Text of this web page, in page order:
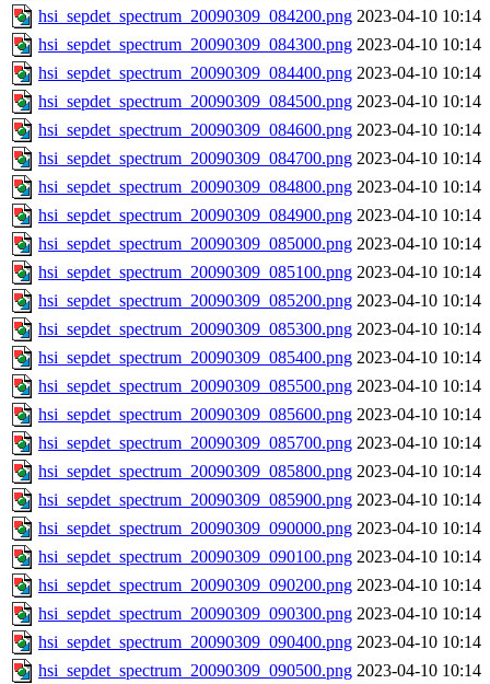
hsi_sepdet_spectrum_20090309_084200.png 2023-04-10 10:14
hsi_sepdet_spectrum_20090309_084300.png 2023-04-10 10:14
hsi_sepdet_spectrum_20090309_084400.png 2023-04-10 10:14
hsi_sepdet_spectrum_20090309_084500.png 2023-04-10 10:14
hsi_sepdet_spectrum_20090309_084600.png 2023-04-10 10:14
hsi_sepdet_spectrum_20090309_084700.png 2023-04-10 10:14
hsi_sepdet_spectrum_20090309_084800.png 2023-04-10 10:14
hsi_sepdet_spectrum_20090309_084900.png 2023-04-10 10:14
hsi_sepdet_spectrum_20090309_085000.png 2023-04-10 10:14
hsi_sepdet_spectrum_20090309_085100.png 2023-04-10 10:14
hsi_sepdet_spectrum_20090309_085200.png 2023-04-10 10:14
hsi_sepdet_spectrum_20090309_085300.png 2023-04-10 10:14
hsi_sepdet_spectrum_20090309_085400.png 2023-04-10 10:14
hsi_sepdet_spectrum_20090309_085500.png 2023-04-10 10:14
hsi_sepdet_spectrum_20090309_085600.png 2023-04-10 10:14
hsi_sepdet_spectrum_20090309_085700.png 2023-04-10 10:14
hsi_sepdet_spectrum_20090309_085800.png 2023-04-10 10:14
hsi_sepdet_spectrum_20090309_085900.png 2023-04-10 10:14
hsi_sepdet_spectrum_20090309_090000.png 2023-04-10 10:14
hsi_sepdet_spectrum_20090309_090100.png 2023-04-10 10:14
hsi_sepdet_spectrum_20090309_090200.png 2023-04-10 10:14
hsi_sepdet_spectrum_20090309_090300.png 2023-04-10 10:14
hsi_sepdet_spectrum_20090309_090400.png 2023-04-10 10:14
hsi_sepdet_spectrum_20090309_090500.png 2023-04-10 10:14